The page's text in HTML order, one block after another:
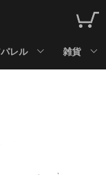
レル 雑貨